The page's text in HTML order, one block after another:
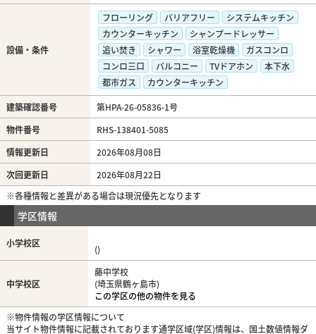
設備・条件
フローリング バリアフリー
システムキッチン
カウンターキッチン
シャンプードレッサー
追い焚き
シャワー 浴室乾燥機
ガスコンロ
コンロ三口
バルコニー TVドアホン
本下水
都市ガス
カウンターキッチン
建築確認番号
第HPA-26-05836-1号
物件番号
RHS-138401-5085
情報更新日
2026年08月08日
次回更新日
2026年08月22日
※各種情報と差異がある場合は現況優先となります
学区情報
小学校区
()
中学校区
藤中学校
(埼玉県鶴ヶ島市)
この学区の他の物件を見る
※物件情報の学区情報について
当サイト物件情報に記載されております通学区域(学区)情報は、国土数値情報ダ